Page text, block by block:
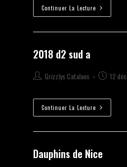
Continuer La Lecture
2018 d2 sud a
Grizzlys Catalans 12
Continuer La Lecture
Dauphins de Nice